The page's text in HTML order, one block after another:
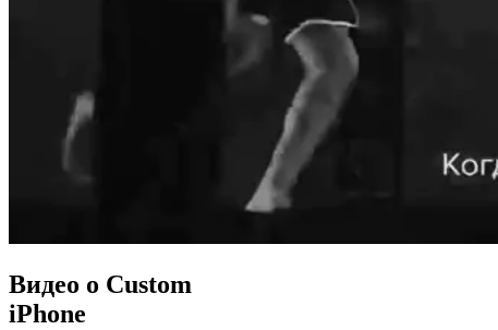
Видео о Custom
iPhone